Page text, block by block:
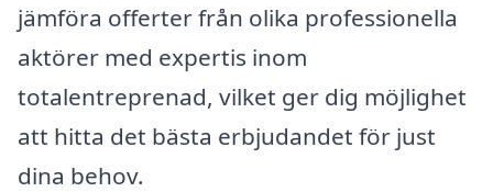
jämföra offerter från olika professionella
aktörer med expertis inom
totalentreprenad, vilket ger dig möjlighet
att hitta det bästa erbjudandet för just
dina behov.